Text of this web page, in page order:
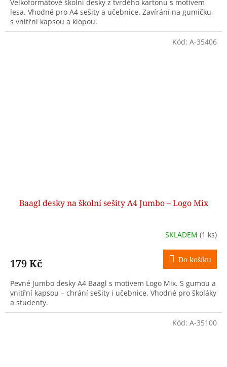
Velkoformátové školní desky z tvrdého kartonu s motivem
lesa. Vhodné pro A4 sešity a učebnice. Zavírání na gumičku,
s vnitřní kapsou a klopou.
Baagl desky na školní sešity A4 Jumbo – Logo Mix
SKLADEM (1 ks)
179 Kč Do košíku
Pevné Jumbo desky A4 Baagl s motivem Logo Mix. S gumou a
vnitřní kapsou – chrání sešity i učebnice. Vhodné pro školáky
a studenty.
Kód: A-35406
Kód: A-35100